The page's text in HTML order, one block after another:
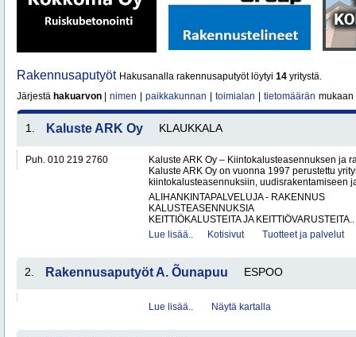
Rakennusaputyöt Hakusanalla rakennusaputyöt löytyi 14 yritystä.
Järjestä hakuarvon nimen paikkakunnan toimialan tietomäärän mukaan
1. Kaluste ARK Oy KLAUKKALA
Puh. 010 219 2760
Kaluste ARK Oy – Kiintokalusteasennuksen ja
Kaluste ARK Oy on vuonna 1997 perustettu
kiintokalusteasennuksiin, uudisrakentamiseen
ALIHANKINTAPALVELUJA - RAKENNUS
KALUSTEASENNUKSIA
KEITTIÖKALUSTEITA JA KEITTIÖVARUSTEITA..
Lue lisää..
Kotisivut Tuotteet ja palvelut
2. Rakennusaputyöt A. Õunapuu ESPOO
Lue lisää.. Näytä kartalla